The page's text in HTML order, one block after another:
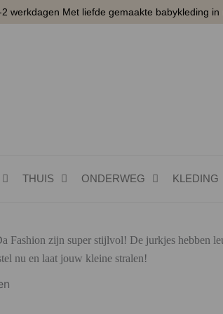
werkdagen Met liefde gemaakte babykleding
THUIS ONDERWEG KLEDING
Fashion zijn super stijlvol! De jurkjes hebben
nu en laat jouw kleine stralen!